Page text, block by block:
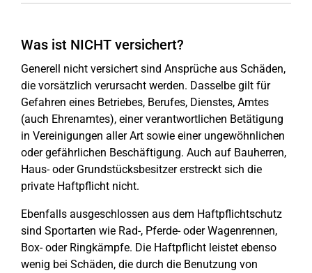
Was ist NICHT versichert?
Generell nicht versichert sind Ansprüche aus Schäden,
die vorsätzlich verursacht werden. Dasselbe gilt für
Gefahren eines Betriebes, Berufes, Dienstes, Amtes
(auch Ehrenamtes), einer verantwortlichen Betätigung
in Vereinigungen aller Art sowie einer ungewöhnlichen
oder gefährlichen Beschäftigung. Auch auf Bauherren,
Haus- oder Grundstücksbesitzer erstreckt sich die
private Haftpflicht nicht.
Ebenfalls ausgeschlossen aus dem Haftpflichtschutz
sind Sportarten wie Rad-, Pferde- oder Wagenrennen,
Box- oder Ringkämpfe. Die Haftpflicht leistet ebenso
wenig bei Schäden, die durch die Benutzung von